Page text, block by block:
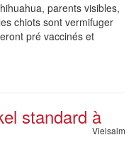
parents visibles,
chiots sont vermifuger
pré vaccinés et
standard à
Vielsalm